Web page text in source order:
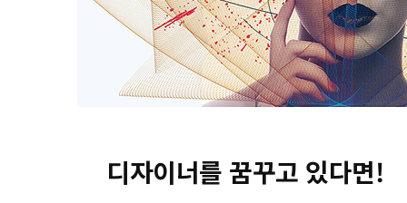
디자이너를 꿈꾸고 있다면!